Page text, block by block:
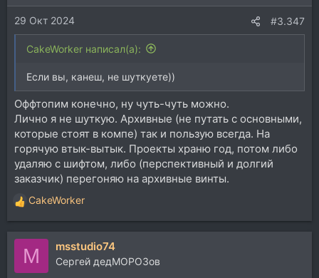
29 Окт 2024 #3.347
CakeWorker написал(а):
Если вы, канеш, не шуткуете))
Оффтопим конечно, ну чуть-чуть можно.
Лично я не шуткую. Архивные (не путать с основными,
которые стоят в компе) так и пользую всегда. На
горячую втык-вытык. Проекты храню год, потом либо
удаляю с шифтом, либо (перспективный и долгий
заказчик) перегоняю на архивные винты.
Р
е
а
и
CakeWorker
M msstudio74
Сергей дедМОРОЗов